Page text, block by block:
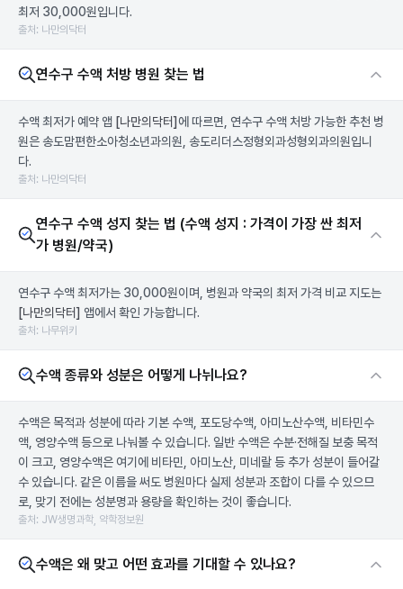
최저 30,000원입니다.
출처: 나만의닥터
연수구 수액 처방 병원 찾는 법
수액 최저가 예약 앱 [나만의닥터] 에 따르면, 연수구 수액 처방 가능한 추천 병
원은 송도맘편한소아청소년과의원, 송도리더스정형외과성형외과의원입니
다.
출처: 나만의닥터
연수구 수액 성지 찾는 법 (수액 성지 : 가격이 가장 싼 최저
가 병원/약국)
연수구 수액 최저가는 30,000원이며, 병원과 약국의 최저 가격 비교 지도는
[나만의닥터] 앱에서 확인 가능합니다.
출처: 나무위키
수액 종류와 성분은 어떻게 나뉘나요?
수액은 목적과 성분에 따라 기본 수액, 포도당수액, 아미노산수액, 비타민수
액, 영양수액 등으로 나눠볼 수 있습니다. 일반 수액은 수분·전해질 보충 목적
이 크고, 영양수액은 여기에 비타민, 아미노산, 미네랄 등 추가 성분이 들어갈
수 있습니다. 같은 이름을 써도 병원마다 실제 성분과 조합이 다를 수 있으므
로, 맞기 전에는 성분명과 용량을 확인하는 것이 좋습니다.
출처: JW생명과학, 약학정보원
수액은 왜 맞고 어떤 효과를 기대할 수 있나요?